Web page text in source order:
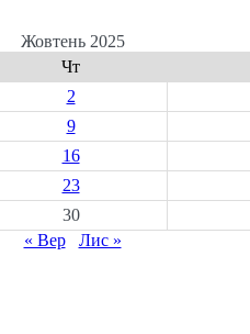
Жовтень 2025
Чт
2
9
16
23
30
« Вер
Лис »